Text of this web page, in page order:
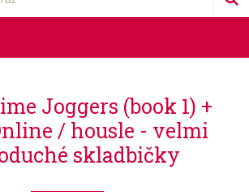
Joggers (book 1) +
/ housle - velmi
skladbičky